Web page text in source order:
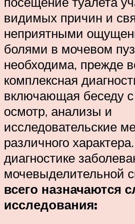
видимых причин и
неприятными
болями в мочевом
необходима, прежде
комплексная
включающая беседу
осмотр, анализы и
исследовательские
различного
диагностике
мочевыделительной
всего назначаются
исследования: